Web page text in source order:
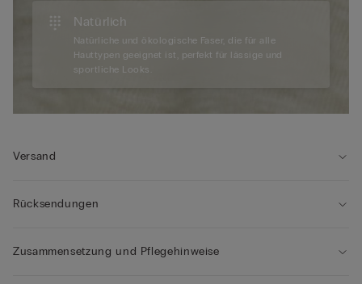
Natürlich
Natürliche und ökologische Faser, die für alle
Hauttypen geeignet ist, perfekt für lässige und
sportliche Looks.
Versand
Rücksendungen
Zusammensetzung und Pflegehinweise